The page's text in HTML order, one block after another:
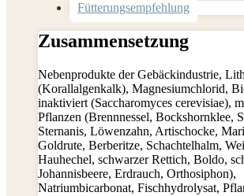
Fütterungsempfehlung
Zusammensetzung
Nebenprodukte der Gebäckindustrie,
(Korallalgenkalk), Magnesiumchlorid,
inaktiviert (Saccharomyces cerevisiae),
Pflanzen (Brennnessel, Bockshornklee,
Sternanis, Löwenzahn, Artischocke,
Goldrute, Berberitze, Schachtelhalm,
Hauhechel, schwarzer Rettich, Boldo,
Johannisbeere, Erdrauch, Orthosiphon),
Natriumbicarbonat, Fischhydrolysat,